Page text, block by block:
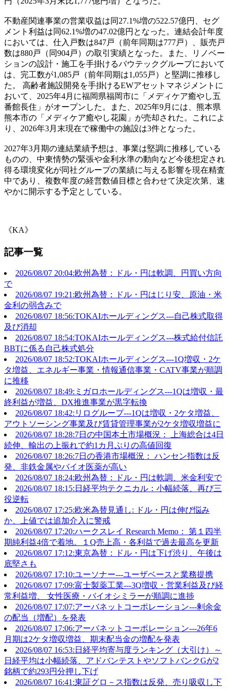
不動産関連事業の営業収益は同27.1%増の522.57億円、セグ
メント利益は同62.1%増の47.02億円となった。連結会計年度
においては、仕入戸数は847戸（前年同期は777戸）、販売戸
数は880戸（同904戸）の取引実績となった。また、リノベー
ションの設計・施工を手掛けるバウテックグループにおいて
は、完工数が1,085戸（前年同期は1,055戸）と堅調に推移し
た。 高齢者施設開発を手掛けるEWアセットマネジメントに
おいて、2025年4月に福岡県福岡市に「メディケア癒やし五
番館長住」がオープンした。また、2025年9月には、熊本県
熊本市の「メディケア癒やし花園」が売却された。これによ
り、2026年3月末現在で稼働中の施設は3件となった。
2027年3月期の連結業績予想は、事業は堅調に推移している
ものの、中東情勢の緊張や金利水準の動向など今後想定され
得る環境変化が同社グループの業績に与える影響を現在精査
中であり、複数年度の経営数値目標と合わせて決定次第、速
やかに開示する予定としている。
《KA》
記事一覧
2026/08/07 20:04:欧州為替：ドル・円は軟調、円買い方向
で
2026/08/07 19:21:欧州為替：ドル・円はじり安、原油・米
金利の弱含みで
2026/08/07 18:56:TOKAIホールディングス---自己株式取得
及び消却
2026/08/07 18:54:TOKAIホールディングス---株式給付信託
BBTに係る自己株式処分
2026/08/07 18:52:TOKAIホールディングス---1Q増収・2ケ
タ増益、エネルギー事業・情報通信事業・CATV事業が順調
に推移
2026/08/07 18:49:ミガロホールディングス---1Qは増収・最
終利益が増益、DX推進事業が黒字転換
2026/08/07 18:42:リログループ---1Qは増収・2ケタ増益、
アウトソーシング事業及び賃貸管理事業が2ケタ増収増益に
2026/08/07 18:28:7日の中国本土市場概況： 上海総合は4日
続伸、輸出の上振れで約1カ月ぶりの高値回復
2026/08/07 18:26:7日の香港市場概況： ハンセン指数は反
発、非鉄金属やバイオ医薬が高い
2026/08/07 18:24:欧州為替：ドル・円は軟調、米金利安で
2026/08/07 18:15:日経平均テクニカル：小幅続落、再び三
役逆転
2026/08/07 17:25:欧米為替見通し: ドル・円は伸び悩み
か、上値では追加介入に警戒
2026/08/07 17:20:ハークスレイ Research Memo： 第１四半
期純利益4倍で着地。１Q売上高・各利益で過去最高を更新
2026/08/07 17:12:東京為替：ドル・円は下げ渋り、午後は
底堅さも
2026/08/07 17:10:ユーソナー---ユーザベースと業務提携
2026/08/07 17:09:富士製薬工業---3Q増収・営業利益及び経
常利益増、 女性医療・バイオシミラーが順調に進捗
2026/08/07 17:07:アーバネットコーポレーション---剰余金
の配当（増配）を発表
2026/08/07 17:06:アーバネットコーポレーション---26年6
月期は2ケタ増収増益、期末配当金の増配を発表
2026/08/07 16:53:日経平均寄与度ランキング（大引け）～
日経平均は小幅続落、アドバンテストやソフトバンクGが2
銘柄で約293円分押し下げ
2026/08/07 16:41:東証グロ－ス指数は反発、売り吸収し下